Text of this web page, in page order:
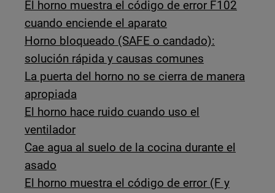
El horno muestra el código de error F102
cuando enciende el aparato
Horno bloqueado (SAFE o candado):
solución rápida y causas comunes
La puerta del horno no se cierra de manera
apropiada
El horno hace ruido cuando uso el
ventilador
Cae agua al suelo de la cocina durante el
asado
El horno muestra el código de error (F y